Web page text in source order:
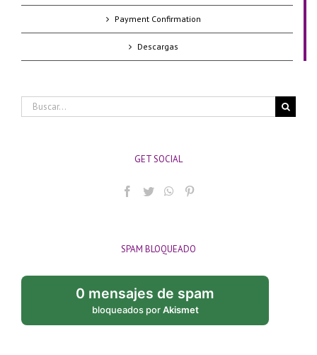
Payment Confirmation
Descargas
Buscar:
GET SOCIAL
SPAM BLOQUEADO
0 mensajes de spam
bloqueados porAkismet